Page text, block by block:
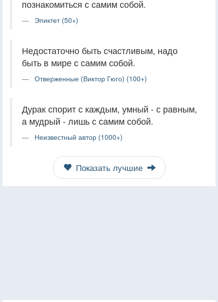
познакомиться с самим собой.
Эпиктет (50+)
Недостаточно быть счастливым, надо
быть в мире с самим собой.
Отверженные (Виктор Гюго) (100+)
Дурак спорит с каждым, умный - с равным,
а мудрый - лишь с самим собой.
Неизвестный автор (1000+)
Показать лучшие